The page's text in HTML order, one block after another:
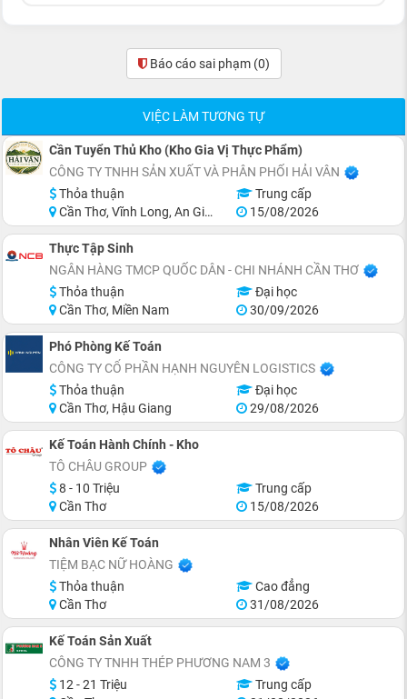
Báo cáo sai phạm (0)
VIỆC LÀM TƯƠNG TỰ
Cần Tuyển Thủ Kho (Kho Gia Vị Thực Phẩm)
CÔNG TY TNHH SẢN XUẤT VÀ PHÂN PHỐI HẢI VÂN
Thỏa thuận
Trung cấp
Cần Thơ, Vĩnh Long, An Giang, Kiên Giang, Đồng Tháp, Hậu Giang
15/08/2026
Thực Tập Sinh
NGÂN HÀNG TMCP QUỐC DÂN - CHI NHÁNH CẦN THƠ
Thỏa thuận
Đại học
Cần Thơ, Miền Nam
30/09/2026
Phó Phòng Kế Toán
CÔNG TY CỔ PHẦN HẠNH NGUYÊN LOGISTICS
Thỏa thuận
Đại học
Cần Thơ, Hậu Giang
29/08/2026
Kế Toán Hành Chính - Kho
TÔ CHÂU GROUP
8 - 10 Triệu
Trung cấp
Cần Thơ
15/08/2026
Nhân Viên Kế Toán
TIỆM BẠC NỮ HOÀNG
Thỏa thuận
Cao đẳng
Cần Thơ
31/08/2026
Kế Toán Sản Xuất
CÔNG TY TNHH THÉP PHƯƠNG NAM 3
12 - 21 Triệu
Trung cấp